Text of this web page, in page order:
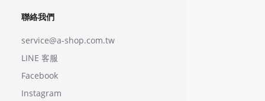
聯絡我們
service@a-shop.com.tw
LINE 客服
Facebook
Instagram